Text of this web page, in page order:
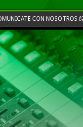
CON NOSOTROS